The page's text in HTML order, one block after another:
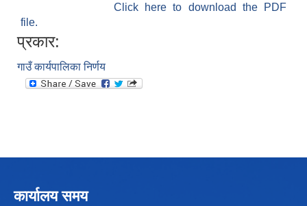
Click here to download the PDF
file.
प्रकार:
गाउँ कार्यपालिका निर्णय
कार्यालय समय